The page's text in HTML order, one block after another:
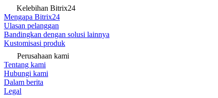
Kelebihan Bitrix24
Mengapa Bitrix24
Ulasan pelanggan
Bandingkan dengan solusi lainnya
Kustomisasi produk
Perusahaan kami
Tentang kami
Hubungi kami
Dalam berita
Legal